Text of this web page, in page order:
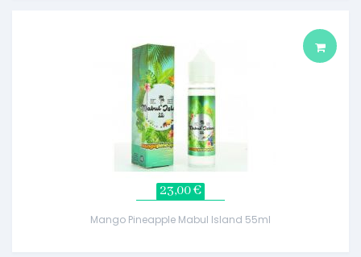
23,00 €
Mango Pineapple Mabul Island 55ml